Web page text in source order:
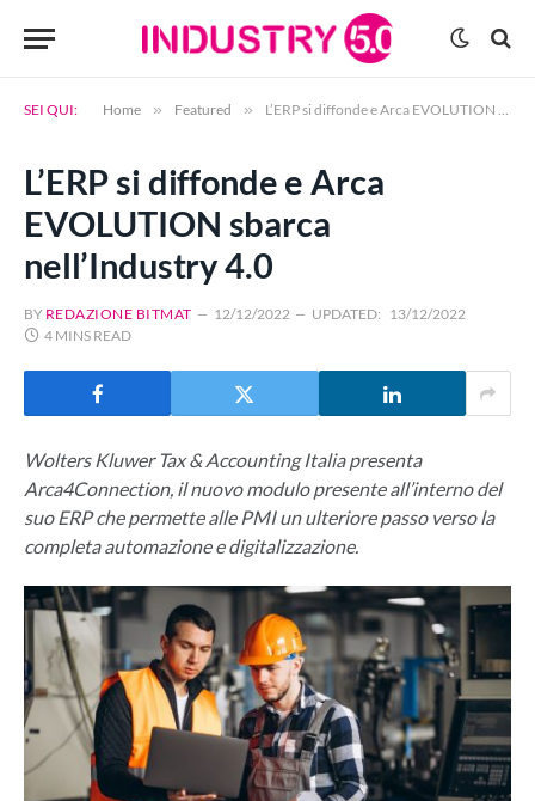
SEI QUI: Home » Featured » L’ERP si diffonde e Arca EVOLUTION sbarca nell’Industry 4.0
L’ERP si diffonde e Arca
EVOLUTION sbarca
nell’Industry 4.0
BY REDAZIONE BITMAT 12/12/2022 UPDATED: 13/12/2022
4 MINS READ
Wolters Kluwer Tax & Accounting Italia presenta
Arca4Connection, il nuovo modulo presente all’interno del
suo ERP che permette alle PMI un ulteriore passo verso la
completa automazione e digitalizzazione.